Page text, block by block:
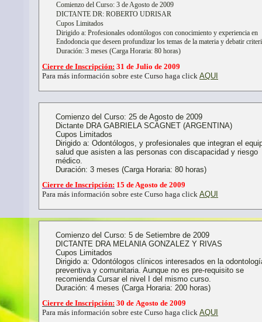
Comienzo del Curso: 3 de Agosto de 2009
DICTANTE DR: ROBERTO UDRISAR
Cupos Limitados
Dirigido a: Profesionales odontólogos con conocimiento y experiencia en
Endodoncia que deseen profundizar los temas de la materia y debatir
Duración: 3 meses (Carga Horaria: 80 horas)
Cierre de Inscripción: 31 de Julio de 2009
Para más información sobre este Curso haga click AQUI
Comienzo del Curso: 25 de Agosto de 2009
Dictante DRA GABRIELA SCAGNET (ARGENTINA)
Cupos Limitados
Dirigido a: Odontólogos, y profesionales que integran el
salud que asisten a las personas con discapacidad y riesgo
médico.
Duración: 3 meses (Carga Horaria: 80 horas)
Cierre de Inscripción: 15 de Agosto de 2009
Para más información sobre este Curso haga click AQUI
Comienzo del Curso: 5 de Setiembre de 2009
DICTANTE DRA MELANIA GONZALEZ Y RIVAS
Cupos Limitados
Dirigido a: Odontólogos clínicos interesados en la
preventiva y comunitaria. Aunque no es pre-requisito se
recomienda Cursar el nivel I del mismo curso.
Duración: 4 meses (Carga Horaria: 200 horas)
Cierre de Inscripción: 30 de Agosto de 2009
Para más información sobre este Curso haga click AQUI